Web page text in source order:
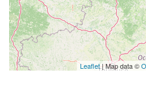
Leaflet| Map data ©